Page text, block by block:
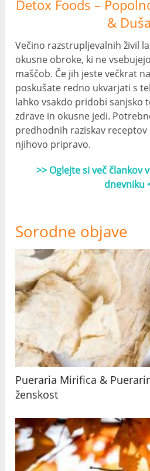
Detox Foods –
&
Večino razstrupljevalnih živil
okusne obroke, ki ne
maščob. Če jih jeste večkrat
poskušate redno ukvarjati s
lahko vsakdo pridobi sanjsko
zdrave in okusne jedi.
predhodnih raziskav receptov
njihovo pripravo.
>> Oglejte si več člankov
dnevniku
Sorodne objave
Pueraria Mirifica &
ženskost